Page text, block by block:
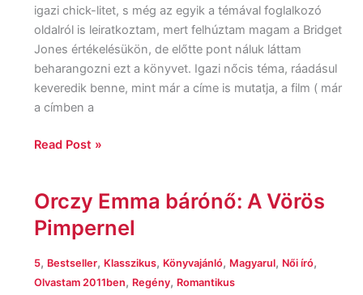
igazi chick-litet, s még az egyik a témával foglalkozó
oldalról is leiratkoztam, mert felhúztam magam a Bridget
Jones értékelésükön, de előtte pont náluk láttam
beharangozni ezt a könyvet. Igazi nőcis téma, ráadásul
keveredik benne, mint már a címe is mutatja, a film ( már
a címben a
Read Post »
Orczy Emma bárónő: A Vörös
Pimpernel
5, Bestseller, Klasszikus, Könyvajánló, Magyarul, Női író,
Olvastam 2011ben, Regény, Romantikus
Orczy
Emma
bárónő:
Vörös